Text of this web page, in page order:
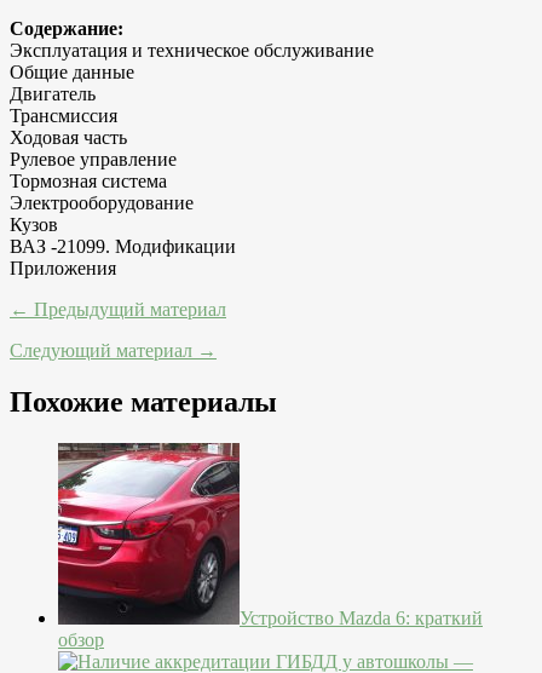
Содержание:
Эксплуатация и техническое обслуживание
Общие данные
Двигатель
Трансмиссия
Ходовая часть
Рулевое управление
Тормозная система
Электрооборудование
Кузов
ВАЗ -21099. Модификации
Приложения
← Предыдущий материал
Следующий материал →
Похожие материалы
Устройство Mazda 6: краткий
обзор